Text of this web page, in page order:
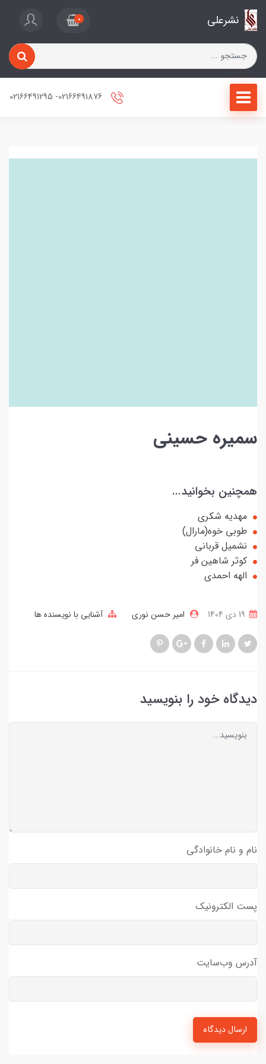
نشرعلی 0
سمیره حسینی
همچنین بخوانید...
مهدیه شکری
طوبی خوه(مارال)
نشمیل قربانی
کوثر شاهین فر
الهه احمدی
امیر حسن نوری آشنایی با نویسنده ها
دیدگاه خود را بنویسید
نام و نام خانوادگی
پست الکترونیک
آدرس وب‌سایت
ارسال دیدگاه